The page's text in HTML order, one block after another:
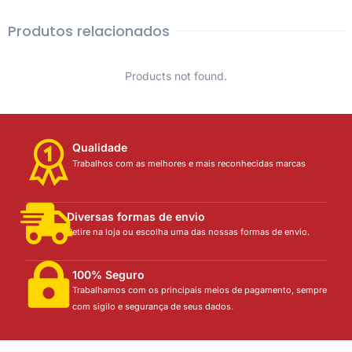
Produtos relacionados
Products not found.
Qualidade
Trabalhos com as melhores e mais reconhecidas marcas
Diversas formas de envio
Retire na loja ou escolha uma das nossas formas de envio.
100% Seguro
Trabalhamos com os principais meios de pagamento, sempre
com sigilo e segurança de seus dados.